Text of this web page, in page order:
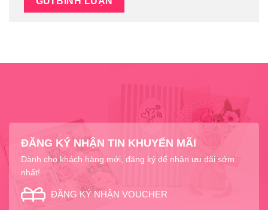
ĐĂNG KÝ NHẬN TIN KHUYẾN MÃI
Dành cho khách hàng mới, đăng ký để nhận ưu đãi sớm
nhất!
ĐĂNG KÝ NHẬN VOUCHER